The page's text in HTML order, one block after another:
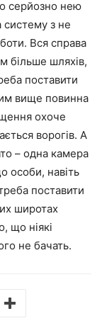
серйозно нею
систему з не
Вся справа
більше шляхів,
поставити
вище повинна
охоче
ворогів. А
– одна камера
особи, навіть
поставити
широтах
що ніякі
не бачать.